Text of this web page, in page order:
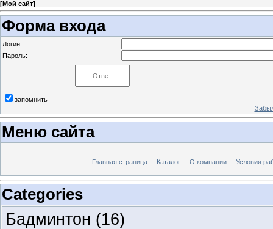
[Мой сайт]
Форма входа
Логин:
Пароль:
запомнить
Меню сайта
Главная страница Каталог О компании Условия
Categories
Бадминтон (16)